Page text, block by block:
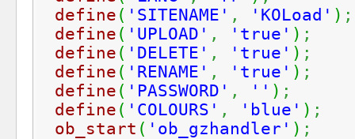
define ( 'SITENAME' , 'KOLoad' ) ;
define ( 'UPLOAD' , 'true' ) ;
define ( 'DELETE' , 'true' ) ;
define ( 'RENAME' , 'true' ) ;
define ( 'PASSWORD' , '' ) ;
define ( 'COLOURS' , 'blue' ) ;
ob_start ( 'ob_gzhandler' ) ;